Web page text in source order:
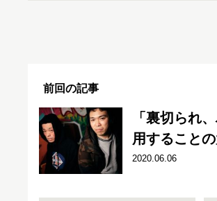
前回の記事
「裏切られ
用すること
2020.06.06